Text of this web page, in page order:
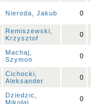
Nieroda, Jakub 0
Remiszewski,
Krzysztof
0
Machaj,
Szymon
0
Cichocki,
Aleksander
0
Dziedzic,
Mikołaj
0